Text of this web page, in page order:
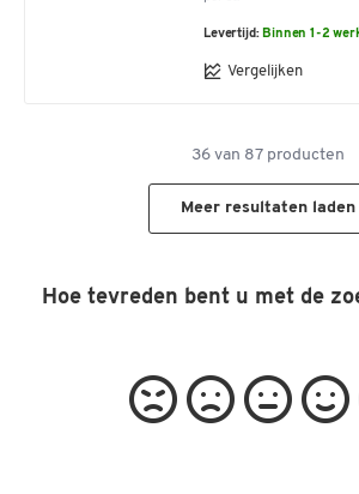
Levertijd: Binnen 1-2
Vergelijken
36 van 87 producten
Meer resultaten laden
Hoe tevreden bent u met de